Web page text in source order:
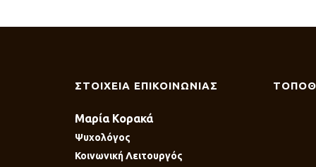
ΣΤΟΙΧΕΙΑ ΕΠΙΚΟΙΝΩΝΙΑΣ
Μαρία Κορακά
Ψυχολόγος
Κοινωνική Λειτουργός